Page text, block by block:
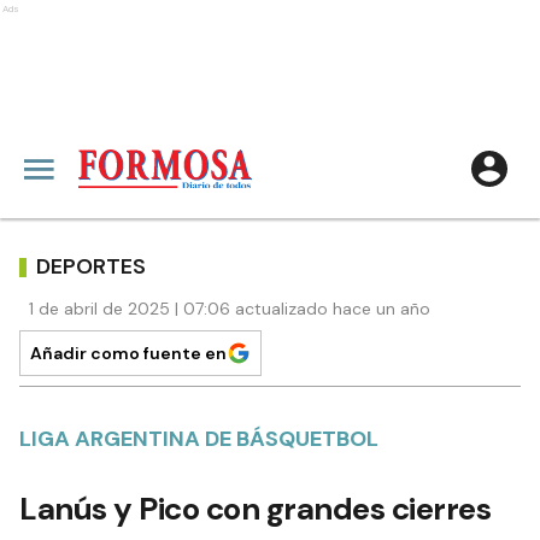
Ads
DEPORTES
1 de abril de 2025 | 07:06 actualizado hace un año
Añadir como fuente en
LIGA ARGENTINA DE BÁSQUETBOL
Lanús y Pico con grandes cierres